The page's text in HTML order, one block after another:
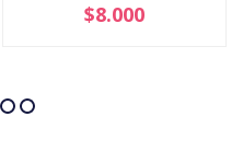
$8.000